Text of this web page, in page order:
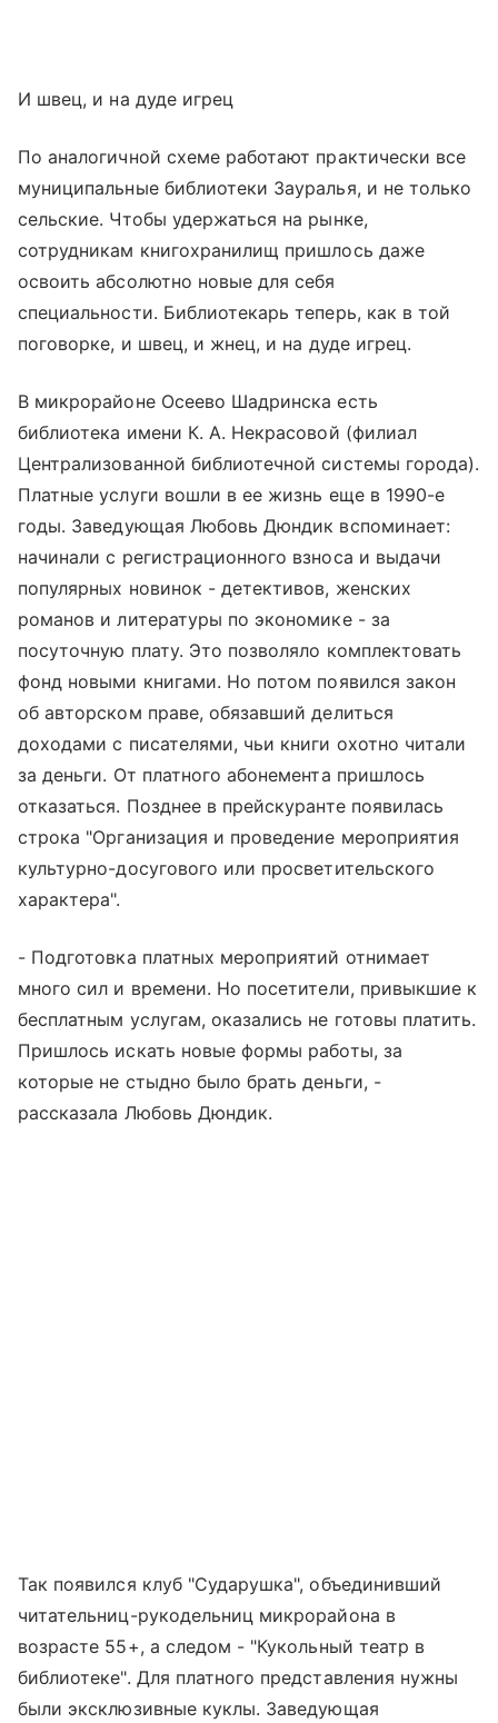
И швец, и на дуде игрец
По аналогичной схеме работают практически все
муниципальные библиотеки Зауралья, и не только
сельские. Чтобы удержаться на рынке,
сотрудникам книгохранилищ пришлось даже
освоить абсолютно новые для себя
специальности. Библиотекарь теперь, как в той
поговорке, и швец, и жнец, и на дуде игрец.
В микрорайоне Осеево Шадринска есть
библиотека имени К. А. Некрасовой (филиал
Централизованной библиотечной системы города).
Платные услуги вошли в ее жизнь еще в 1990-е
годы. Заведующая Любовь Дюндик вспоминает:
начинали с регистрационного взноса и выдачи
популярных новинок - детективов, женских
романов и литературы по экономике - за
посуточную плату. Это позволяло комплектовать
фонд новыми книгами. Но потом появился закон
об авторском праве, обязавший делиться
доходами с писателями, чьи книги охотно читали
за деньги. От платного абонемента пришлось
отказаться. Позднее в прейскуранте появилась
строка "Организация и проведение мероприятия
культурно-досугового или просветительского
характера".
- Подготовка платных мероприятий отнимает
много сил и времени. Но посетители, привыкшие к
бесплатным услугам, оказались не готовы платить.
Пришлось искать новые формы работы, за
которые не стыдно было брать деньги, -
рассказала Любовь Дюндик.
Так появился клуб "Сударушка", объединивший
читательниц-рукодельниц микрорайона в
возрасте 55+, а следом - "Кукольный театр в
библиотеке". Для платного представления нужны
были эксклюзивные куклы. Заведующая